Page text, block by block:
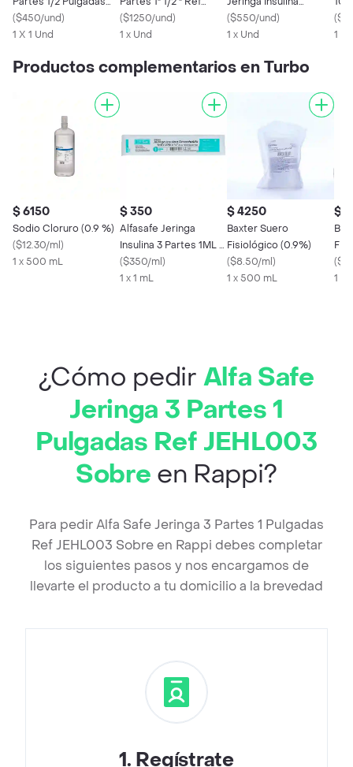
Ref JEHLl002
($450/und)
1 X 1 Und
JEHL006 Sobre
($1250/und)
1 x Und
desechable
($550/und)
1 x Und
(
1 x
Productos complementarios en Turbo
$ 6150
Sodio Cloruro (0.9 %)
($12.30/ml)
1 x 500 mL
$ 350
Alfasafe Jeringa
Insulina 3 Partes 1ML -
27 g x 1/2 REF
JEHS002
($350/ml)
1 x 1 mL
$ 4250
Baxter Suero
Fisiológico (0.9%)
($8.50/ml)
1 x 500 mL
$
mL
(
1 X
¿Cómo pedir Alfa Safe
Jeringa 3 Partes 1
Pulgadas Ref JEHL003
Sobre en Rappi?
Para pedir Alfa Safe Jeringa 3 Partes 1 Pulgadas
Ref JEHL003 Sobre en Rappi debes completar
los siguientes pasos y nos encargamos de
llevarte el producto a tu domicilio a la brevedad
1. Regístrate